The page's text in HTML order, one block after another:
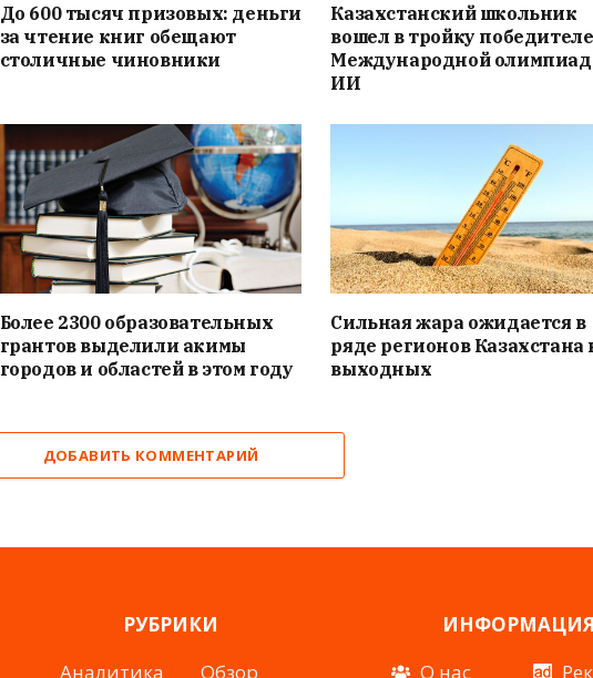
До 600 тысяч призовых: деньги
за чтение книг обещают
столичные чиновники
Казахстанский школьник
вошел в тройку
Международной
ИИ
Более 2300 образовательных
грантов выделили акимы
городов и областей в этом году
Сильная жара ожидается в
ряде регионов Казахстана
выходных
ДОБАВИТЬ КОММЕНТАРИЙ
РУБРИКИ
Аналитика
Обзор
ИНФОРМАЦИЯ
О нас